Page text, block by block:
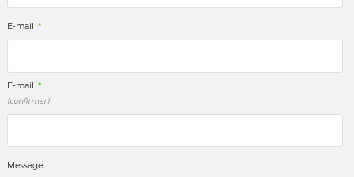
E-mail *
E-mail *
(confirmer)
Message